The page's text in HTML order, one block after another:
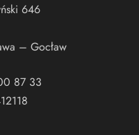
646
– Gocław
87 33